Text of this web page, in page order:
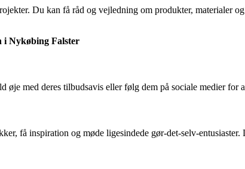
Du kan få råd og vejledning om produkter, materialer
i Nykøbing Falster
med deres tilbudsavis eller følg dem på sociale medier for
få inspiration og møde ligesindede gør-det-selv-entusiaster.